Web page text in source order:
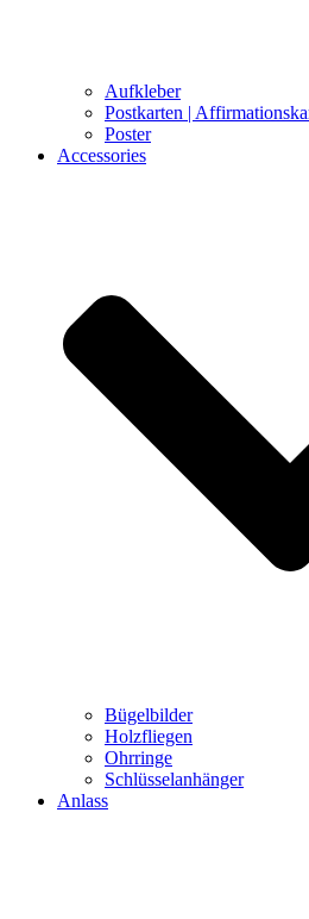
Aufkleber
Postkarten |
Poster
Accessories
Bügelbilder
Holzfliegen
Ohrringe
Schlüsselanhänger
Anlass